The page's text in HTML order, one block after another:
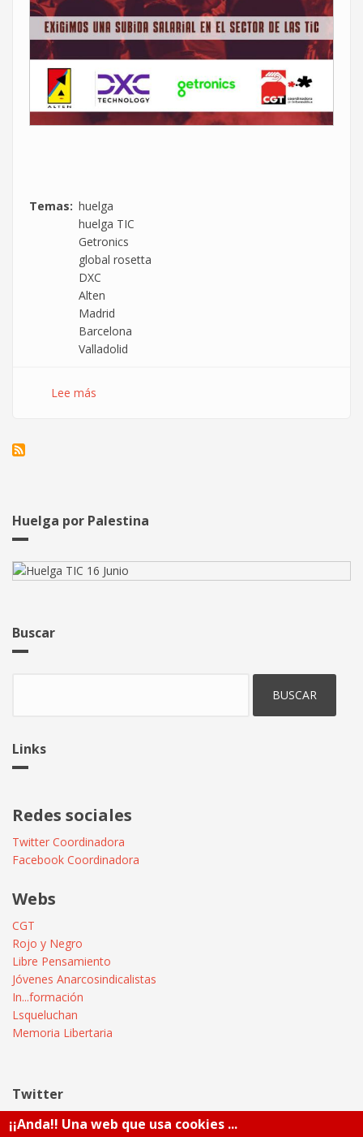
Temas
huelga
huelga TIC
Getronics
global rosetta
DXC
Alten
Madrid
Barcelona
Valladolid
Lee más
16
Huelga por Palestina
Buscar
Links
Redes sociales
Twitter Coordinadora
Facebook Coordinadora
Webs
CGT
Rojo y Negro
Libre Pensamiento
Jóvenes Anarcosindicalistas
In...formación
Lsqueluchan
Memoria Libertaria
Twitter
¡¡Anda!! Una web que usa cookies ...